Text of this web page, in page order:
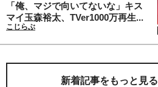
「俺、マジで向いてないな」キス
マイ玉森裕太、TVer1000万再生...
こじらぶ
新着記事をもっと見る